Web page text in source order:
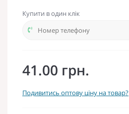
Купити в один клік
41.00 грн.
Подивитись оптову ціну на товар?